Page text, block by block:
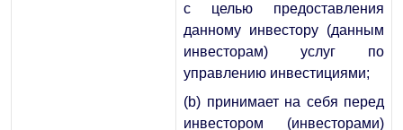
с целью предоставления
данному инвестору (данным
инвесторам) услуг по
управлению инвестициями;
(b) принимает на себя перед
инвестором (инвесторами)